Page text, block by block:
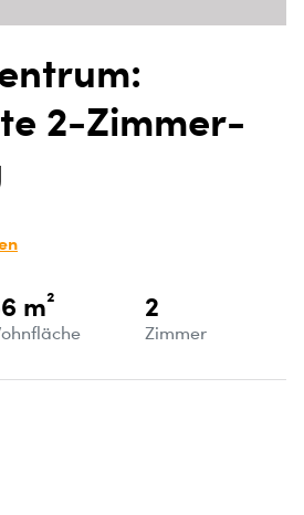
2-Zimmer-
m² 2
Zimmer